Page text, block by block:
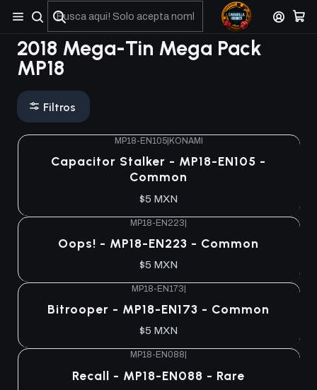
No olviden reportar sus depositos y transferencias por Whatsapp
2018 Mega-Tin Mega Pack
MP18
Filtros
MP18-EN105| KONAMI
Capacitor Stalker - MP18-EN105 -
Common
$5 MXN
MP18-EN223|
Oops! - MP18-EN223 - Common
$5 MXN
MP18-EN173
Bitrooper - MP18-EN173 - Common
$5 MXN
MP18-EN088
Recall - MP18-EN088 - Rare